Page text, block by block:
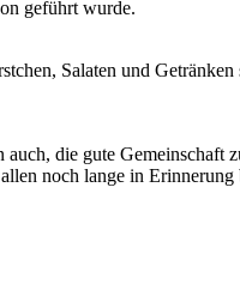
geführt wurde.
Salaten und Getränken
die gute Gemeinschaft
noch lange in Erinnerung